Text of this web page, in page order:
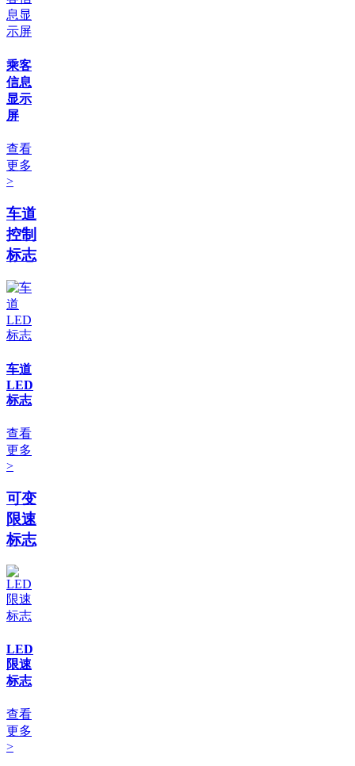
乘客
信息
显示
屏
查看
更多
>
车道
控制
标志
车道
LED
标志
查看
更多
>
可变
限速
标志
LED
限速
标志
查看
更多
>